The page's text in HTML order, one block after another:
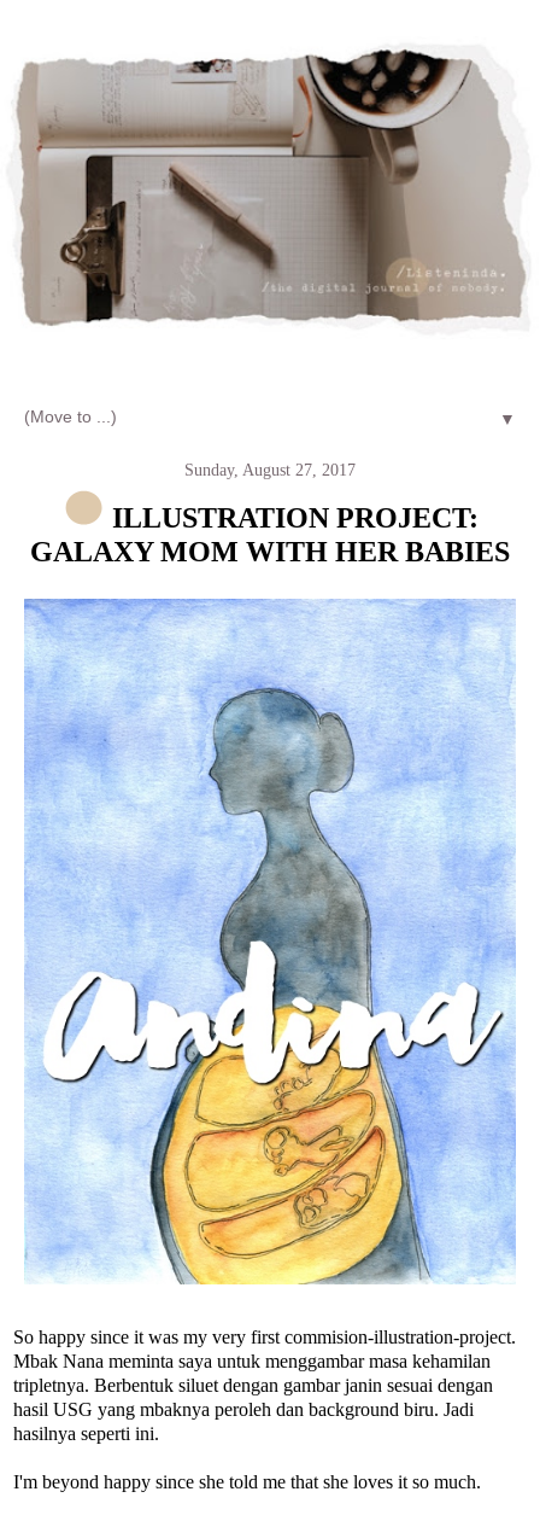
▼
Sunday, August 27, 2017
ILLUSTRATION PROJECT:
GALAXY MOM WITH HER BABIES
So happy since it was my very first commision-illustration-project.
Mbak Nana meminta saya untuk menggambar masa kehamilan
tripletnya. Berbentuk siluet dengan gambar janin sesuai dengan
hasil USG yang mbaknya peroleh dan background biru. Jadi
hasilnya seperti ini.
I'm beyond happy since she told me that she loves it so much.